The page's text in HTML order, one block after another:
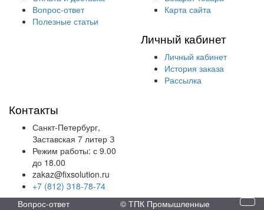
Вопрос-ответ
Полезные статьи
Карта сайта
Личный кабинет
Личный кабинет
История заказа
Рассылка
Контакты
Санкт-Петербург,
Заставская 7 литер З
Режим работы: с 9.00
до 18.00
zakaz@fixsolution.ru
+7 (812) 318-78-74
Вопрос-ответ
© ТПК Промышленные